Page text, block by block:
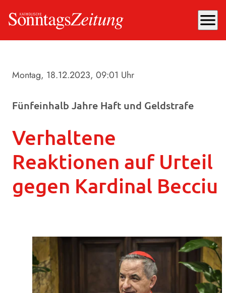
menu
Montag, 18.12.2023, 09:01 Uhr
Fünfeinhalb Jahre Haft und Geldstrafe
Verhaltene
Reaktionen auf Urteil
gegen Kardinal Becciu